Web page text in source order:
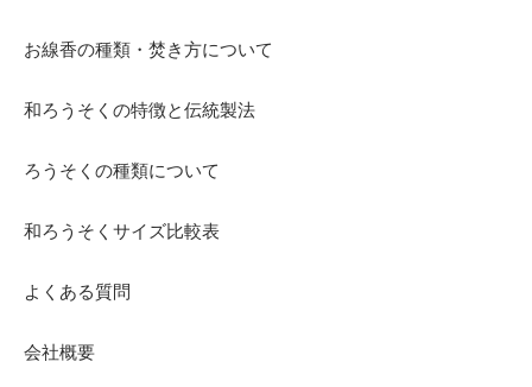
お線香の種類・焚き方について
和ろうそくの特徴と伝統製法
ろうそくの種類について
和ろうそくサイズ比較表
よくある質問
会社概要